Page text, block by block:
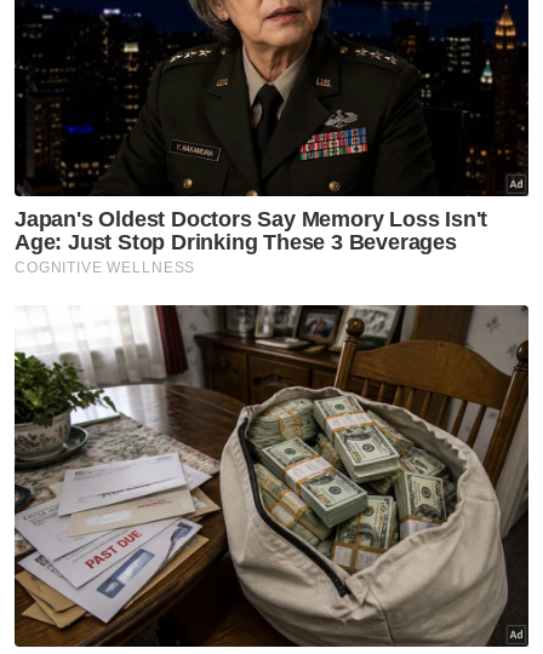
Annuar hanya menyedari kejadian setelah
melihat gambar dan video kemalangan tular
ketika bersarapan pada pagi kejadian.
“Saya cuba hubungi telefon Wafi berkali-kali
tapi tidak dijawab. Perasaan mula tak sedap,
lalu saya hubungi tempat kerja dia dan
akhirnya dimaklumkan tentang nahas itu,”
Jenazah Ahmad Wafi akan dikebumikan di
Tanah Perkuburan Islam Masjid Sungai
Limau, Lunas selepas selesai proses bedah
siasat.
Artikel Berkaitan:
Nahas FRU: KDN jamin siasatan terperinci, kebajikan
ahli keluarga mangsa
Pengorbanan anggota FRU lambang keberanian dan
kesetiaan kepada negara - PN Perak
Ahmad Zahid ucap takziah kepada keluarga